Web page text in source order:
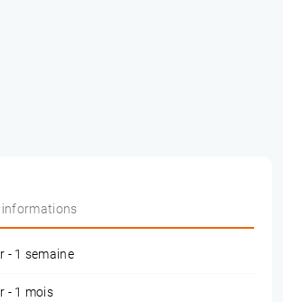
- 1 semaine
- 1 mois